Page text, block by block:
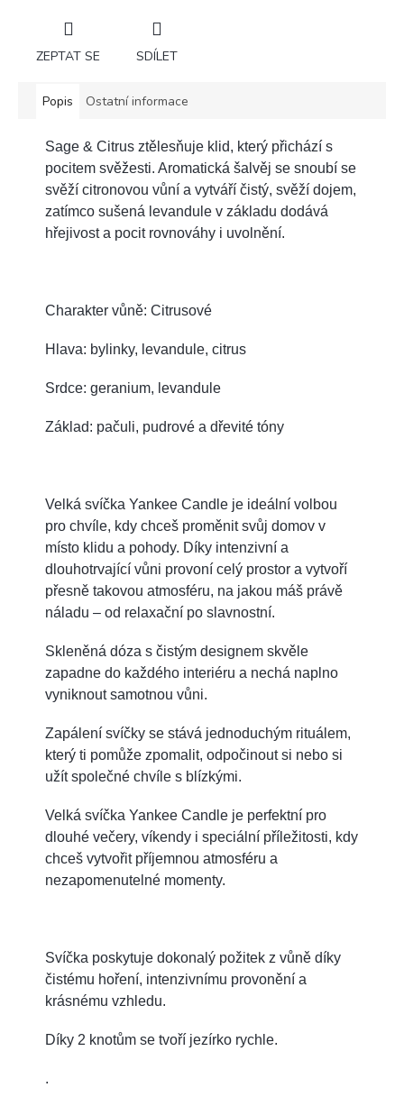
ZEPTAT SE SDÍLET
Popis Ostatní informace
Sage & Citrus ztělesňuje klid, který přichází s
pocitem svěžesti. Aromatická šalvěj se snoubí se
svěží citronovou vůní a vytváří čistý, svěží dojem,
zatímco sušená levandule v základu dodává
hřejivost a pocit rovnováhy i uvolnění.
Charakter vůně: Citrusové
Hlava: bylinky, levandule, citrus
Srdce: geranium, levandule
Základ: pačuli, pudrové a dřevité tóny
Velká svíčka Yankee Candle je ideální volbou
pro chvíle, kdy chceš proměnit svůj domov v
místo klidu a pohody. Díky intenzivní a
dlouhotrvající vůni provoní celý prostor a vytvoří
přesně takovou atmosféru, na jakou máš právě
náladu – od relaxační po slavnostní.
Skleněná dóza s čistým designem skvěle
zapadne do každého interiéru a nechá naplno
vyniknout samotnou vůni.
Zapálení svíčky se stává jednoduchým rituálem,
který ti pomůže zpomalit, odpočinout si nebo si
užít společné chvíle s blízkými.
Velká svíčka Yankee Candle je perfektní pro
dlouhé večery, víkendy i speciální příležitosti, kdy
chceš vytvořit příjemnou atmosféru a
nezapomenutelné momenty.
Svíčka poskytuje dokonalý požitek z vůně díky
čistému hoření, intenzivnímu provonění a
krásnému vzhledu.
Díky 2 knotům se tvoří jezírko rychle.
.